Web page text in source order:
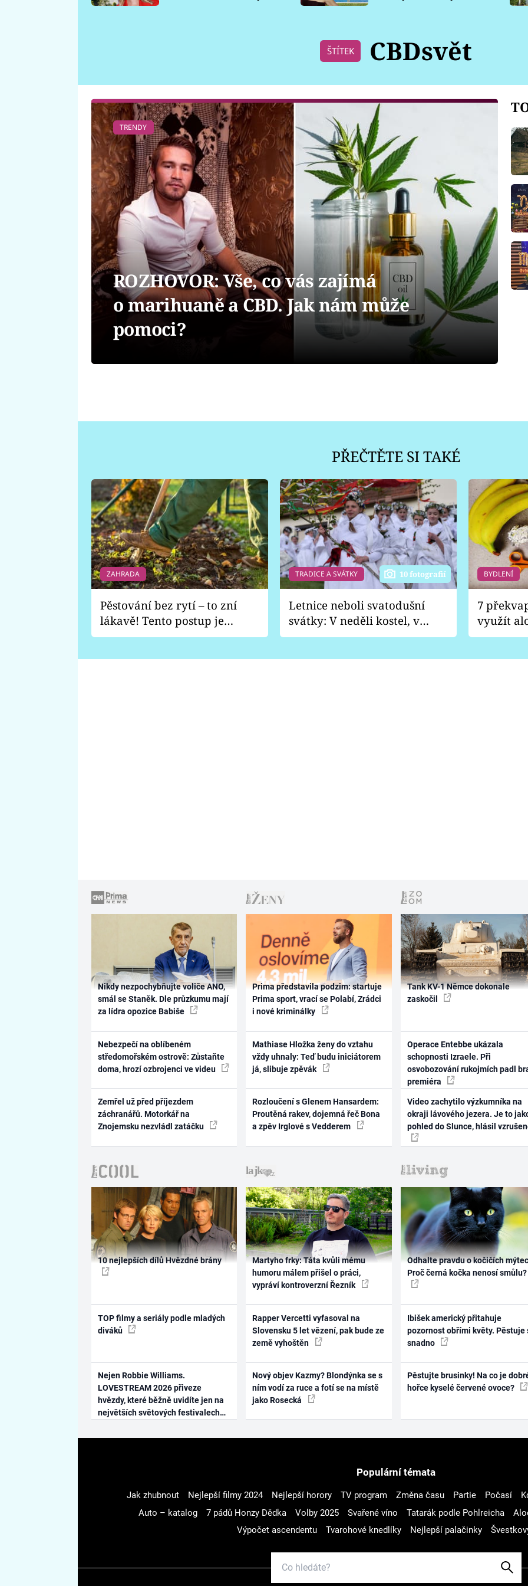
ŠTÍTEK CBDsvět
TRENDY
ROZHOVOR: Vše, co vás zajímá
o marihuaně a CBD. Jak nám může
pomoci?
PŘEČTĚTE SI TAKÉ
ZAHRADA
Pěstování bez rytí – to zní
lákavě! Tento postup je
vhodný jen pro některé
TRADICE A SVÁTKY 10 fotografií
Letnice neboli svatodušní
svátky: V neděli kostel, v
pondělí zábava
BYDLENÍ
7
využít
Nikdy nezpochybňujte voliče ANO,
smál se Staněk. Dle průzkumu mají
za lídra opozice Babiše
Nebezpečí na oblíbeném
středomořském ostrově: Zůstaňte
doma, hrozí ozbrojenci ve videu
Zemřel už před příjezdem
záchranářů. Motorkář na
Znojemsku nezvládl zatáčku
Prima představila podzim: startuje
Prima sport, vrací se Polabí, Zrádci
i nové kriminálky
Mathiase Hložka ženy do vztahu
vždy uhnaly: Teď budu iniciátorem
já, slibuje zpěvák
Rozloučení s Glenem Hansardem:
Proutěná rakev, dojemná řeč Bona
a zpěv Irglové s Vedderem
Tank KV-1 Němce dokonale
zaskočil
Operace Entebbe ukázala
schopnosti Izraele. Při
osvobozování rukojmích padl
premiéra
Video zachytilo výzkumníka na
okraji lávového jezera. Je to
pohled do Slunce, hlásil
10 nejlepších dílů Hvězdné brány
TOP filmy a seriály podle mladých
diváků
Nejen Robbie Williams.
LOVESTREAM 2026 přiveze
hvězdy, které běžně uvidíte jen na
největších světových festivalech
Martyho frky: Táta kvůli mému
humoru málem přišel o práci,
vypráví kontroverzní Řezník
Rapper Vercetti vyfasoval na
Slovensku 5 let vězení, pak bude ze
země vyhoštěn
Nový objev Kazmy? Blondýnka se s
ním vodí za ruce a fotí se na místě
jako Rosecká
Odhalte pravdu o kočičích
Proč černá kočka nenosí smůlu?
Ibišek americký přitahuje
pozornost obřími květy. Pěstuje
snadno
Pěstujte brusinky! Na co je
hořce kyselé červené ovoce?
Populární témata
Jak zhubnout Nejlepší filmy 2024 Nejlepší horory TV program Změna času Partie Počasí
Auto – katalog
7 pádů Honzy Dědka Volby 2025 Svařené víno Tatarák podle Pohlreicha
Výpočet ascendentu
Tvarohové knedlíky Nejlepší palačinky